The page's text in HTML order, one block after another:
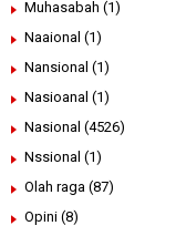
Muhasabah (1)
Naaional (1)
Nansional (1)
Nasioanal (1)
Nasional (4526)
Nssional (1)
Olah raga (87)
Opini (8)